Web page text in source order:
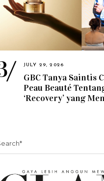
JULY 29, 2026
GBC Tanya Saintis
Peau Beauté
‘Recovery’ yang